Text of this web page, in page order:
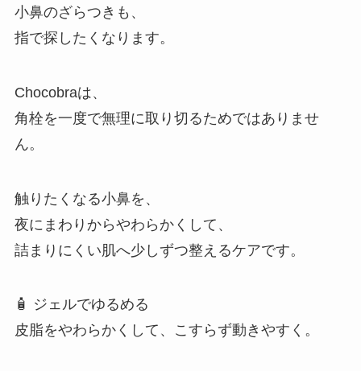
小鼻のざらつきも、
指で探したくなります。
Chocobraは、
角栓を一度で無理に取り切るためではありませ
ん。
触りたくなる小鼻を、
夜にまわりからやわらかくして、
詰まりにくい肌へ少しずつ整えるケアです。
🧴 ジェルでゆるめる
皮脂をやわらかくして、こすらず動きやすく。